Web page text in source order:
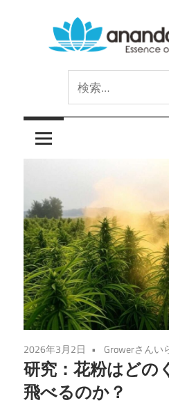
Cannabinoid
索:
2026年3月2日 Growerさんい
研究：花粉はどの
飛べるのか？